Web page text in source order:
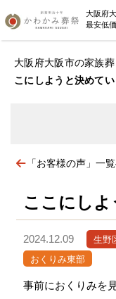
大阪府
最安低
大阪府大阪市の家族
こにしようと決めてい
「お客様の声」一
ここにしよ
2024.12.09 生野
おくりみ東部
事前におくりみを